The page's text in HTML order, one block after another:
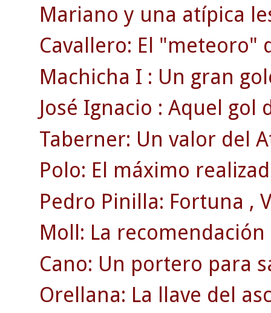
Mariano y una atípica
Cavallero: El "meteoro"
Machicha I : Un gran
José Ignacio : Aquel gol
Taberner: Un valor del
Polo: El máximo
Pedro Pinilla: Fortuna ,
Moll: La recomendación
Cano: Un portero para
Orellana: La llave del